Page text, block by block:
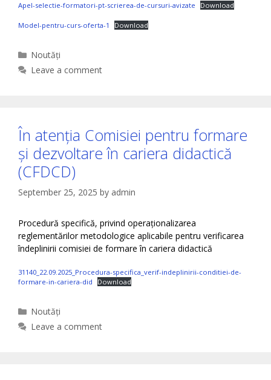
Apel-selectie-formatori-pt-scrierea-de-cursuri-avizate Download
Model-pentru-curs-oferta-1 Download
Categories
Noutăți
Leave a comment
În atenția Comisiei pentru formare
și dezvoltare în cariera didactică
(CFDCD)
September 25, 2025 by admin
Procedură specifică, privind operaționalizarea
reglementărilor metodologice aplicabile pentru verificarea
îndeplinirii comisiei de formare în cariera didactică
31140_22.09.2025_Procedura-specifica_verif-indeplinirii-conditiei-de-
formare-in-cariera-did
Download
Categories
Noutăți
Leave a comment